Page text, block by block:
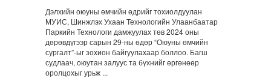
Дэлхийн оюуны өмчийн өдрийг тохиолдуулан
МУИС, Шинжлэх Ухаан Технологийн Улаанбаатар
Паркийн Технологи дамжуулах төв 2024 оны
дөрөвдүгээр сарын 29-ны өдөр “Оюуны өмчийн
сургалт”-ыг зохион байгуулахаар боллоо. Багш
судлаач, оюутан залуус та бүхнийг өргөнөөр
оролцохыг урьж ...